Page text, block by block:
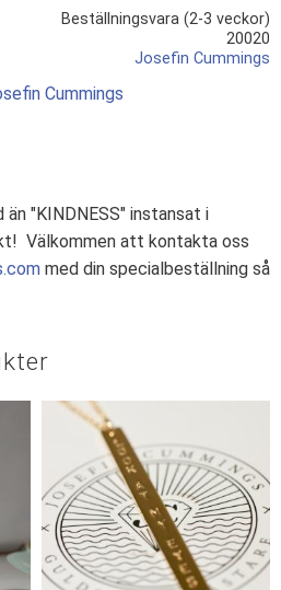
Beställningsvara (2-3 veckor)
20020
Josefin Cummings
Cummings
"KINDNESS" instansat i
Välkommen att kontakta oss
med din specialbeställning så